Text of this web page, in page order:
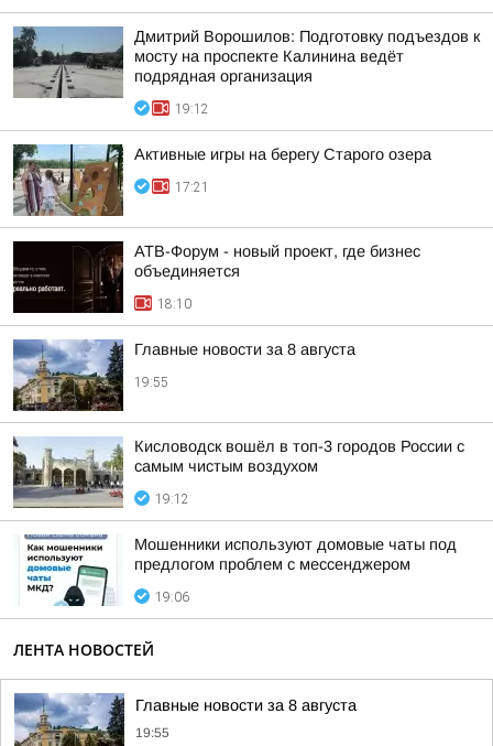
Дмитрий Ворошилов: Подготовку подъездов к
мосту на проспекте Калинина ведёт
подрядная организация
19:12
Активные игры на берегу Старого озера
17:21
АТВ-Форум - новый проект, где бизнес
объединяется
18:10
Главные новости за 8 августа
19:55
Кисловодск вошёл в топ-3 городов России с
самым чистым воздухом
19:12
Мошенники используют домовые чаты под
предлогом проблем с мессенджером
19:06
ЛЕНТА НОВОСТЕЙ
Главные новости за 8 августа
19:55